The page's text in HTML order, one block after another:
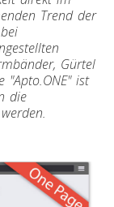
Trend der
Gürtel
"Apto.ONE" ist
die